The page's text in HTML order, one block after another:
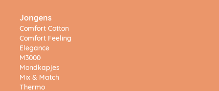
Jongens
Comfort Cotton
Comfort Feeling
Elegance
M3000
Mondkapjes
Mix & Match
Thermo